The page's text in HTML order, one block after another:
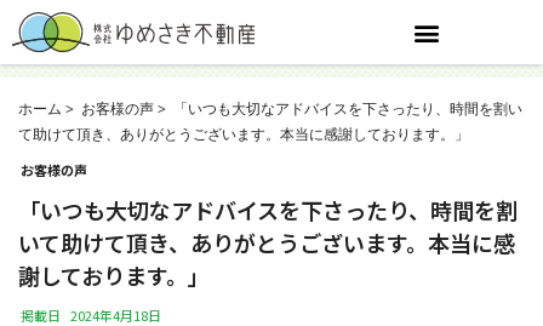
ホーム お客様の声
「いつも大切なアドバイスを下さったり、時間を割い
て助けて頂き、ありがとうございます。本当に感謝しております。」
お客様の声
「いつも大切なアドバイスを下さったり、時間を割
いて助けて頂き、ありがとうございます。本当に感
謝しております。」
掲載日 2024年4月18日